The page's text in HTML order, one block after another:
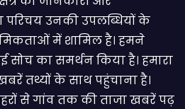
परिचय उनकी उपलब्धियों के
में शामिल है। हमने
सोच का समर्थन किया है। हमारा
तथ्यों के साथ पहुंचाना है।
से गांव तक की ताजा खबरें पढ़